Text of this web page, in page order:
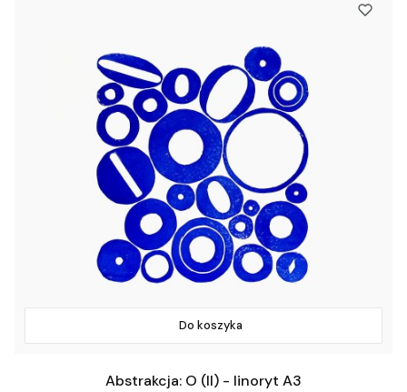
Do koszyka
Abstrakcja: O (II) - linoryt A3